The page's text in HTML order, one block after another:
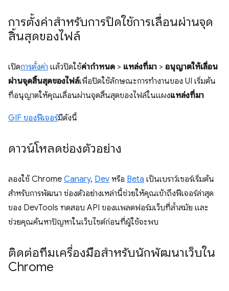
การตั้งค่าสำหรับการปิดใช้การเลื่อนผ่านจุด
สิ้นสุดของไฟล์
เปิดการตั้งค่า แล้วปิดใช้ค่ากำหนด > แหล่งที่มา > อนุญาตให้เลื่อน
ผ่านจุดสิ้นสุดของไฟล์เพื่อปิดใช้ลักษณะการทำงานของ UI เริ่มต้น
ที่อนุญาตให้คุณเลื่อนผ่านจุดสิ้นสุดของไฟล์ในแผงแหล่งที่มา
GIF ของฟีเจอร์มีดังนี้
ดาวน์โหลดช่องตัวอย่าง
ลองใช้ Chrome Canary, Dev หรือ Beta เป็นเบราว์เซอร์เริ่มต้น
สำหรับการพัฒนา ช่องตัวอย่างเหล่านี้ช่วยให้คุณเข้าถึงฟีเจอร์ล่าสุด
ของ DevTools ทดสอบ API ของแพลตฟอร์มเว็บที่ล้ำสมัย และ
ช่วยคุณค้นหาปัญหาในเว็บไซต์ก่อนที่ผู้ใช้จะพบ
ติดต่อทีมเครื่องมือสำหรับนักพัฒนาเว็บใน
Chrome